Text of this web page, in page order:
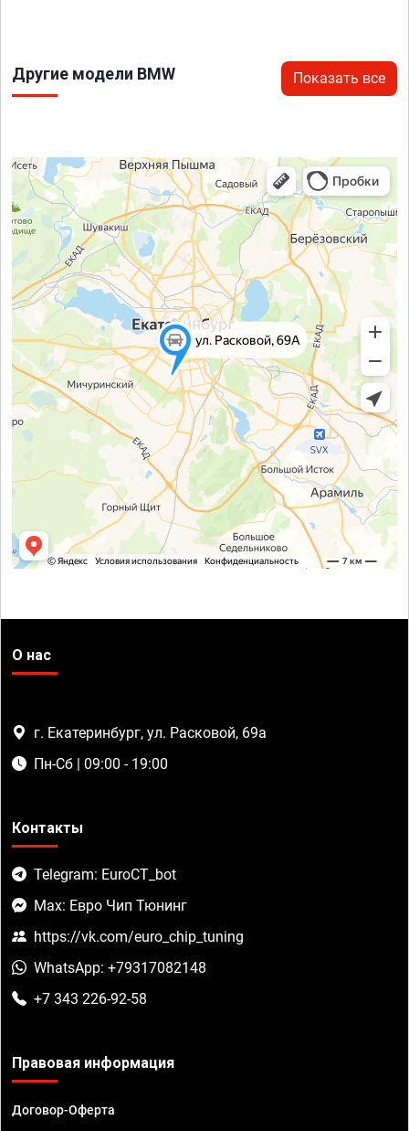
Другие модели BMW Показать все
О нас
г. Екатеринбург, ул. Расковой, 69а
Пн-Сб | 09:00 - 19:00
Контакты
Telegram: EuroCT_bot
Max: Евро Чип Тюнинг
https://vk.com/euro_chip_tuning
WhatsApp: +79317082148
+7 343 226-92-58
Правовая информация
Договор-Оферта